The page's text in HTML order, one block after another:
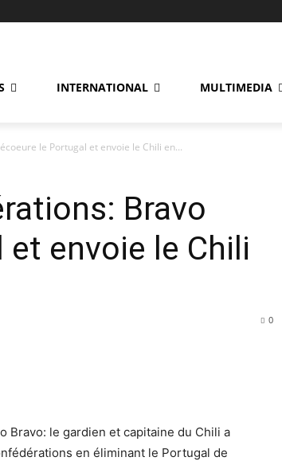
INTERNATIONAL MULTIMEDIA
le Portugal et envoie le Chili en...
Bravo
envoie le Chili
0
Bravo: le gardien et capitaine du Chili a
en éliminant le Portugal de